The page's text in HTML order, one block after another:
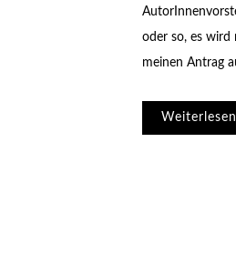
oder so, es wird
meinen Antrag
Weiterlesen